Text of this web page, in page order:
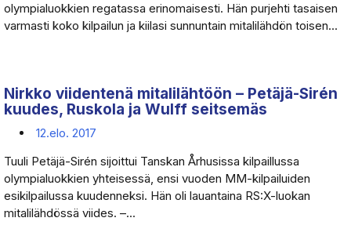
olympialuokkien regatassa erinomaisesti. Hän purjehti tasaisen
varmasti koko kilpailun ja kiilasi sunnuntain mitalilähdön toisen...
Nirkko viidentenä mitalilähtöön – Petäjä-Sirén
kuudes, Ruskola ja Wulff seitsemäs
12.elo. 2017
Tuuli Petäjä-Sirén sijoittui Tanskan Århusissa kilpaillussa
olympialuokkien yhteisessä, ensi vuoden MM-kilpailuiden
esikilpailussa kuudenneksi. Hän oli lauantaina RS:X-luokan
mitalilähdössä viides. –...